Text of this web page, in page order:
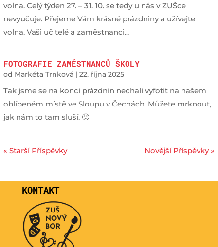
volna. Celý týden 27. – 31. 10. se tedy u nás v ZUŠce
nevyučuje. Přejeme Vám krásné prázdniny a užívejte
volna. Vaši učitelé a zaměstnanci...
FOTOGRAFIE ZAMĚSTNANCŮ ŠKOLY
od Markéta Trnková| 22. října 2025
Tak jsme se na konci prázdnin nechali vyfotit na našem
oblíbeném místě ve Sloupu v Čechách. Můžete mrknout,
jak nám to tam sluší. 🙂
« Starší Příspěvky Novější Příspěvky »
KONTAKT